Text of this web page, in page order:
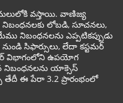
వస్తాయి. వాణిజ్య
లోబడి, సూచనలు,
నిబంధనలను ఎప్పటికప్పుడు
సిఫార్సులు, లేదా కస్టమర్
విభాగంలోని ఉపయోగ
నిబంధనలను యాక్సెస్
ఈ పేరా 3.2 ప్రారంభంలో